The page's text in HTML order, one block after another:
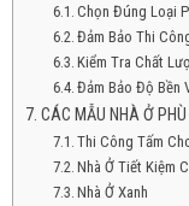
Chọn Đúng Loại
Đảm Bảo Thi
Kiểm Tra Chất
Đảm Bảo Độ Bền
CÁC MẪU NHÀ Ở
Thi Công Tấm
Nhà Ở Tiết Kiệm
Nhà Ở Xanh